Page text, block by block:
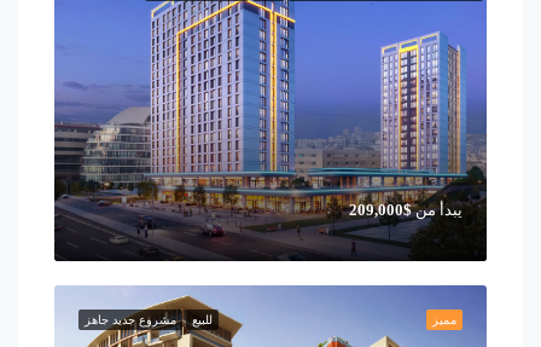
يبدأ من$209,000
للبيع مشروع جديد جاهز مميز